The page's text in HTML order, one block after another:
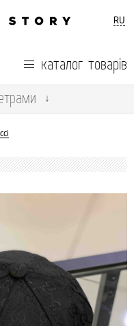
RU
каталог товарів
↓